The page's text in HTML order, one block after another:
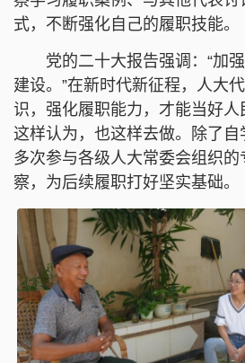
式，不断强化自己的履职技能。
党的二十大报告强调：“加强
建设。”在新时代新征程，人大
识，强化履职能力，才能当好人
这样认为，也这样去做。除了
多次参与各级人大常委会组织
察，为后续履职打好坚实基础。